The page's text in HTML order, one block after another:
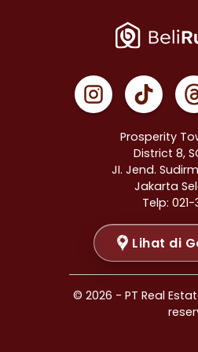
Properti Dijual di
Properti Dijual di
Properti Dijual di
Properti Dijual di
Properti Dijual di
Properti Dijual di
Properti Dijual di
Properti Dijual di
Properti Dijual di
Properti Dijual di
Properti Dijual di
Properti Dijual di
Properti Dijual di
Prosperity
District 8,
JI. Jend.
Jakarta
Telp:
Lihat di
© 2026 - PT Real